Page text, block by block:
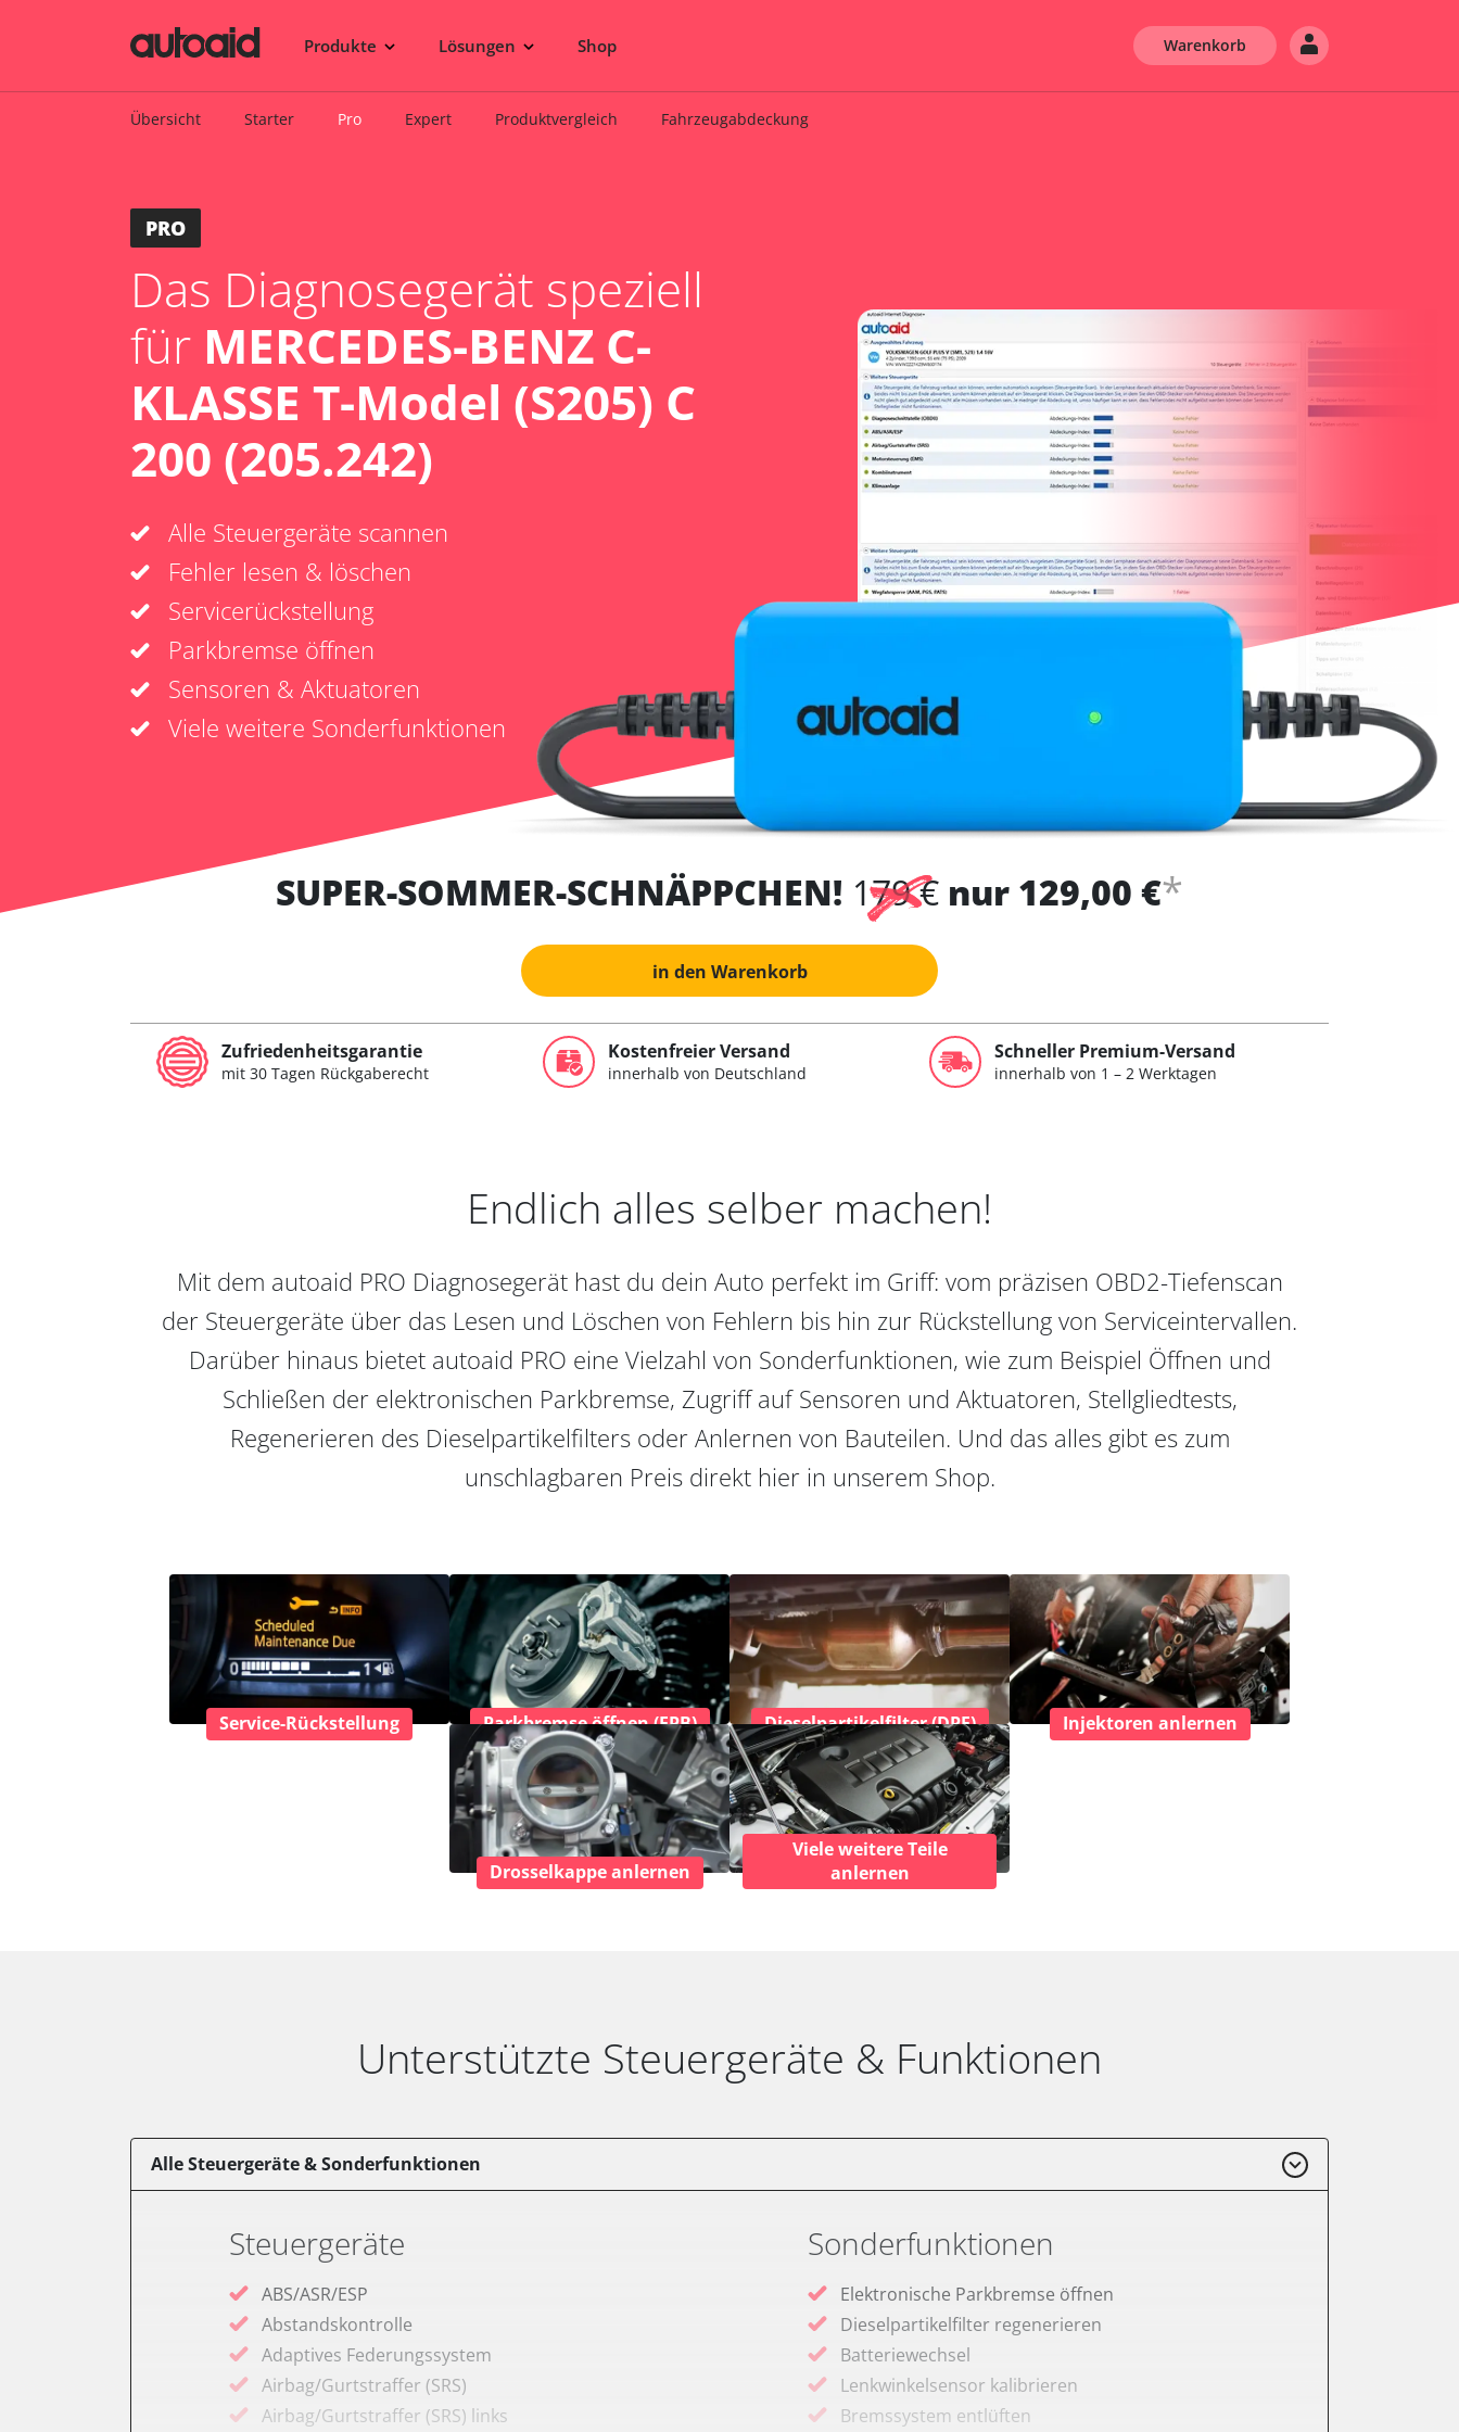
Produkte Lösungen Shop Warenkorb
Übersicht Starter Pro Expert Produktvergleich Fahrzeugabdeckung
PRO
Das Diagnosegerät speziell
für MERCEDES-BENZ C-
KLASSE T-Model (S205) C
200 (205.242)
Alle Steuergeräte scannen
Fehler lesen & löschen
Servicerückstellung
Parkbremse öffnen
Sensoren & Aktuatoren
Viele weitere Sonderfunktionen
SUPER-SOMMER-SCHNÄPPCHEN! 179 € nur 129,00 €*
in den Warenkorb
Zufriedenheitsgarantie
mit 30 Tagen Rückgaberecht
Kostenfreier Versand
innerhalb von Deutschland
Schneller Premium-Versand
innerhalb von 1 – 2 Werktagen
Endlich alles selber machen!
Mit dem autoaid PRO Diagnosegerät hast du dein Auto perfekt im Griff: vom präzisen OBD2-Tiefenscan
der Steuergeräte über das Lesen und Löschen von Fehlern bis hin zur Rückstellung von Serviceintervallen.
Darüber hinaus bietet autoaid PRO eine Vielzahl von Sonderfunktionen, wie zum Beispiel Öffnen und
Schließen der elektronischen Parkbremse, Zugriff auf Sensoren und Aktuatoren, Stellgliedtests,
Regenerieren des Dieselpartikelfilters oder Anlernen von Bauteilen. Und das alles gibt es zum
unschlagbaren Preis direkt hier in unserem Shop.
Service-Rückstellung Parkbremse öffnen (EPB) Dieselpartikelfilter (DPF) Injektoren anlernen
Drosselkappe anlernen
Viele weitere Teile
anlernen
Unterstützte Steuergeräte & Funktionen
Alle Steuergeräte & Sonderfunktionen
Steuergeräte
ABS/ASR/ESP
Abstandskontrolle
Adaptives Federungssystem
Airbag/Gurtstraffer (SRS)
Airbag/Gurtstraffer (SRS) links
Sonderfunktionen
Elektronische Parkbremse öffnen
Dieselpartikelfilter regenerieren
Batteriewechsel
Lenkwinkelsensor kalibrieren
Bremssystem entlüften